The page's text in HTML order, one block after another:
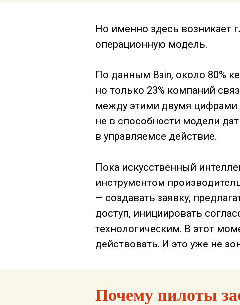
Но именно здесь возникает
операционную модель.
По данным Bain, около 80%
но только 23% компаний
между этими двумя цифрами
не в способности модели
в управляемое действие.
Пока искусственный
инструментом
— создавать заявку,
доступ, инициировать
технологическим. В этот
действовать. И это уже не
Почему пилоты